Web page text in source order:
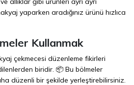
yaparken aradığınız ürünü hızlıca
Kullanmak
çekmecesi düzenleme fikirleri
biridir. 📦 Bu bölmeler
düzenli bir şekilde yerleştirebilirsiniz.